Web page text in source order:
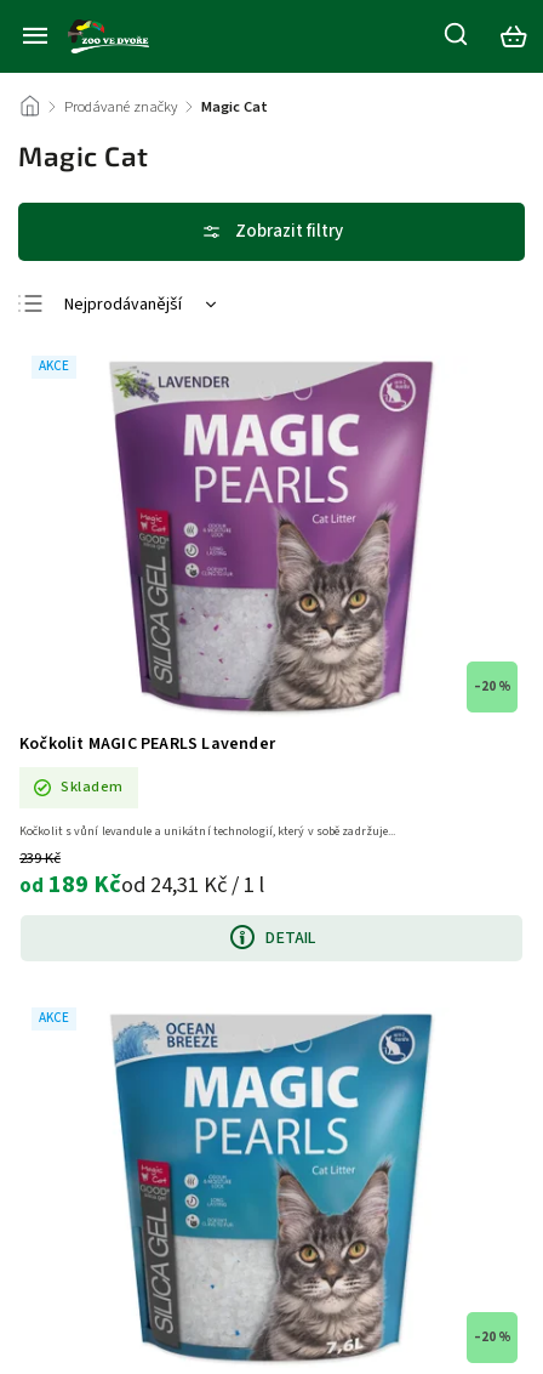
/ Prodávané značky / Magic Cat
Magic Cat
Nejprodávanější
Nejdražší
Abecedně
AKCE
–20 %
Kočkolit MAGIC PEARLS Lavender
Skladem
239 Kč
od 189 Kčod 24,31 Kč / 1 l
DETAIL
Kočkolit s vůní levandule a unikátní technologií, který v sobě zadržuje...
AKCE
–20 %